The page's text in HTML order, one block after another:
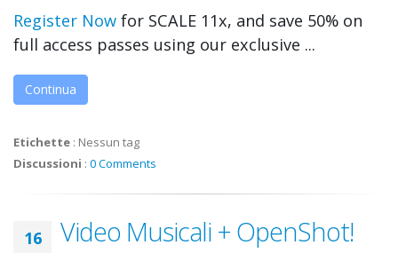
Register Now for SCALE 11x, and save 50% on
full access passes using our exclusive ...
Continua
Etichette : Nessun tag
Discussioni : 0 Comments
16 Video Musicali + OpenShot!